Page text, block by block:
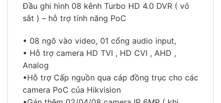
Đầu ghi hình 08 kênh Turbo HD 4.0 DVR ( vỏ
sắt ) – hỗ trợ tính năng PoC
• 08 ngõ vào video, 01 cổng audio input,
• Hỗ trợ camera HD TVI , HD CVI , AHD ,
Analog
•Hỗ trợ Cấp nguồn qua cáp đồng trục cho các
camera PoC của Hikvision